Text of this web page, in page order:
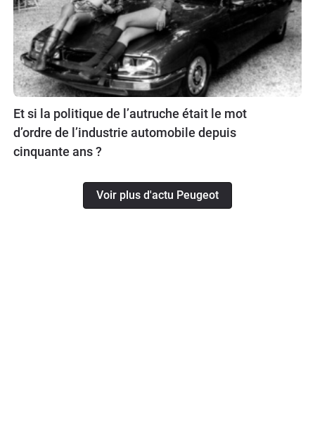
Et si la politique de l’autruche était le mot
d’ordre de l’industrie automobile depuis
cinquante ans ?
Voir plus d'actu Peugeot